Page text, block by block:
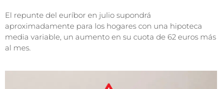
El repunte del euríbor en julio supondrá
aproximadamente para los hogares con una hipoteca
media variable, un aumento en su cuota de 62 euros más
al mes.